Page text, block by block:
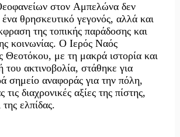
στον Αμπελώνα δεν
θρησκευτικό γεγονός, αλλά και
της τοπικής παράδοσης και
κοινωνίας. Ο Ιερός Ναός
Θεοτόκου, με τη μακρά ιστορία και
του ακτινοβολία, στάθηκε για
σημείο αναφοράς για την πόλη,
τις διαχρονικές αξίες της πίστης,
ελπίδας.